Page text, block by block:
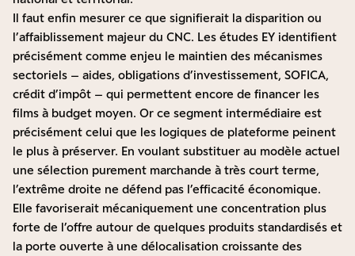
Il faut enfin mesurer ce que signifierait la disparition ou
l’affaiblissement majeur du CNC. Les études EY identifient
précisément comme enjeu le maintien des mécanismes
sectoriels – aides, obligations d’investissement, SOFICA,
crédit d’impôt – qui permettent encore de financer les
films à budget moyen. Or ce segment intermédiaire est
précisément celui que les logiques de plateforme peinent
le plus à préserver. En voulant substituer au modèle actuel
une sélection purement marchande à très court terme,
l’extrême droite ne défend pas l’efficacité économique.
Elle favoriserait mécaniquement une concentration plus
forte de l’offre autour de quelques produits standardisés et
la porte ouverte à une délocalisation croissante des